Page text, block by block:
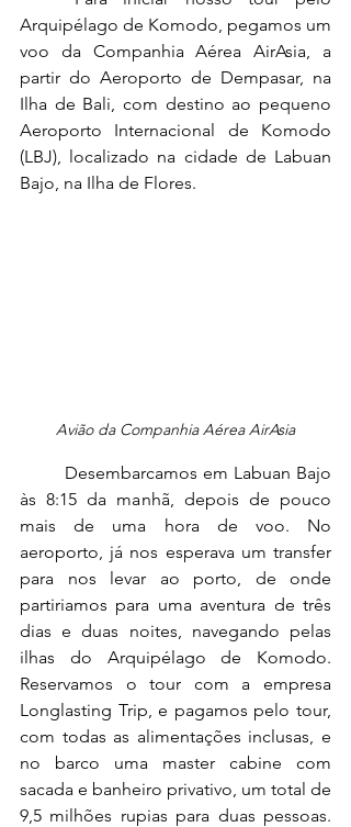
Arquipélago de Komodo, pegamos um
voo da Companhia Aérea AirAsia, a
partir do Aeroporto de Dempasar, na
Ilha de Bali, com destino ao pequeno
Aeroporto Internacional de Komodo
(LBJ), localizado na cidade de Labuan
Bajo, na Ilha de Flores.
Avião da Companhia Aérea AirAsia
às 8:15 da manhã, depois de pouco
mais de uma hora de voo. No
aeroporto, já nos esperava um transfer
para nos levar ao porto, de onde
partiriamos para uma aventura de três
dias e duas noites, navegando pelas
ilhas do Arquipélago de Komodo.
Reservamos o tour com a empresa
Longlasting Trip, e pagamos pelo tour,
com todas as alimentações inclusas, e
no barco uma master cabine com
sacada e banheiro privativo, um total de
9,5 milhões rupias para duas pessoas.